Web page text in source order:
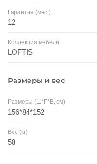
Гарантия (мес.)
12
Коллекция мебели
LOFTIS
Размеры и вес
Размеры (Ш*Г*В, см)
156*84*152
Вес (кг)
58